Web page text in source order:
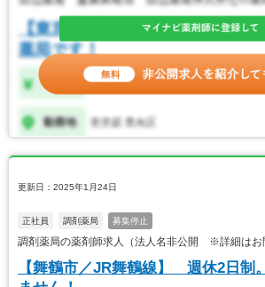
更新日：2025年1月24日
正社員 調剤薬局 募集停止
調剤薬局の薬剤師求人（法人名非公開 ※詳細はお
【舞鶴市／JR舞鶴線】 週休2日制